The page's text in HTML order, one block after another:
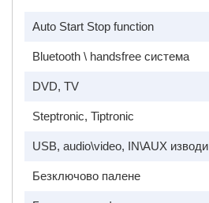
Auto Start Stop function
Bluetooth \ handsfree система
DVD, TV
Steptronic, Tiptronic
USB, audio\video, IN\AUX изводи
Безключово палене